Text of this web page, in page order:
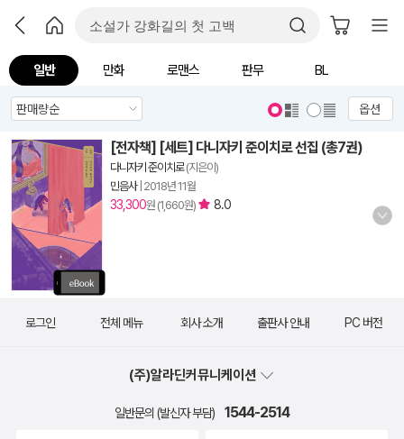
일반 만화 로맨스 판무 BL
옵션
[전자책] [세트] 다니자키 준이치로 선집 (총7권)
다니자키 준이치로(지은이)
민음사| 2018년 11월
33,300원 (1,660원) 8.0
로그인 전체 메뉴 회사 소개 출판사 안내 PC 버전
(주)알라딘커뮤니케이션
일반문의 (발신자 부담) 1544-2514